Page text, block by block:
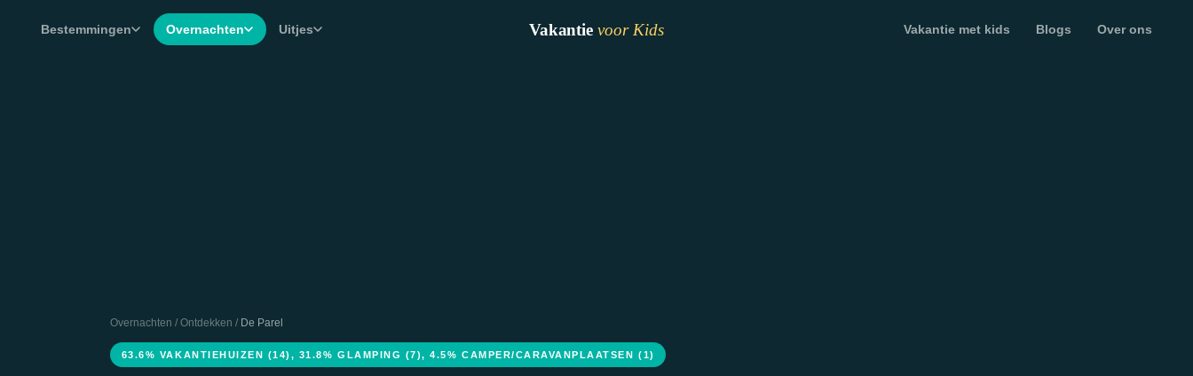
Bestemmingen Overnachten Uitjes Vakantievoor Kids Vakantie met kids Blogs Over ons
Overnachten / Ontdekken / De Parel
63.6% VAKANTIEHUIZEN (14), 31.8% GLAMPING (7), 4.5% CAMPER/CARAVANPLAATSEN (1)